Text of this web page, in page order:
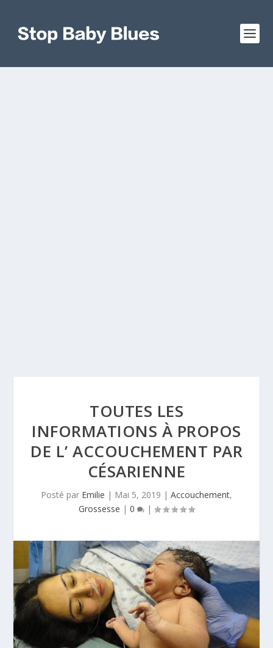
TOUTES LES
INFORMATIONS À PROPOS
DE L’ ACCOUCHEMENT PAR
CÉSARIENNE
Posté par Emilie | Mai 5, 2019 | Accouchement,
Grossesse | 0 |